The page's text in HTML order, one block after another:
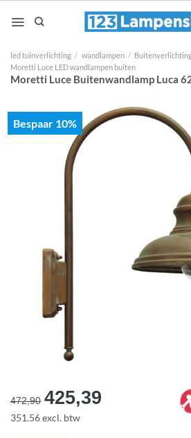
naar
led tuinverlichting / wandlampen /
Moretti Luce LED wandlampen buiten
Moretti Luce Buitenwandlamp Luca
Bespaar 10%
472,90 Oorspronkelijke
prijs
425,39
351.56 excl. btw